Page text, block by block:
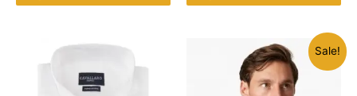
Sale!